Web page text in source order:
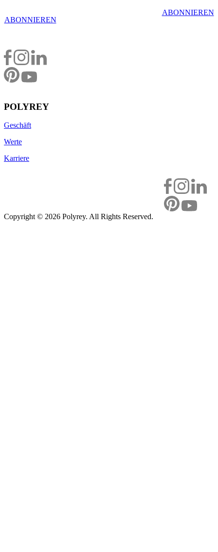
ABONNIEREN
POLYREY
Geschäft
Werte
Karriere
ABONNIEREN
Copyright © 2026 Polyrey. All Rights Reserved.